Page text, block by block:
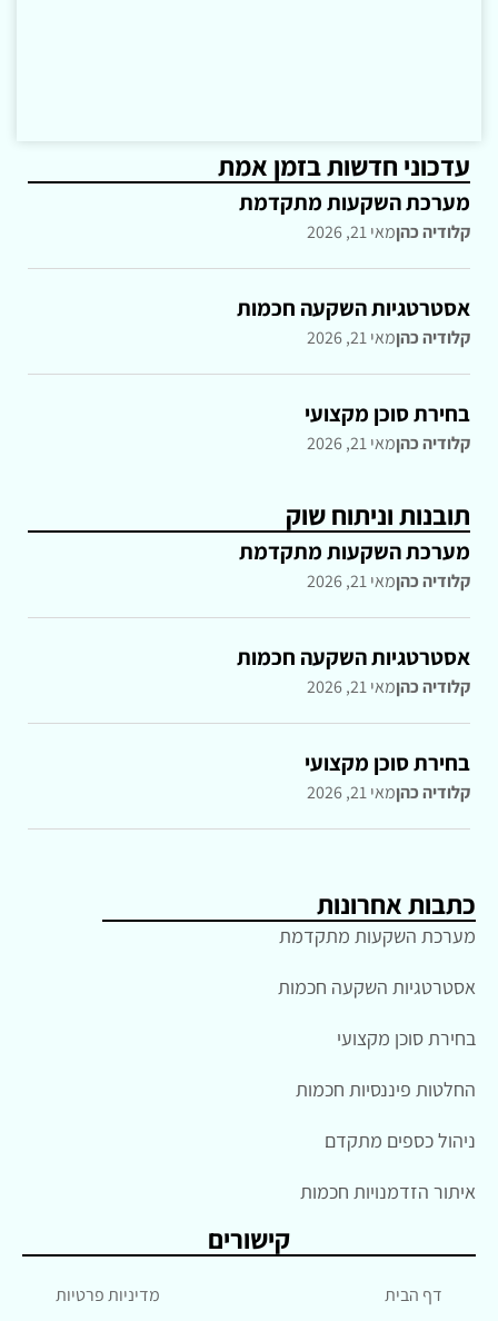
עדכוני חדשות בזמן אמת
מערכת השקעות מתקדמת
קלודיה כהןמאי 21, 2026
אסטרטגיות השקעה חכמות
קלודיה כהןמאי 21, 2026
בחירת סוכן מקצועי
קלודיה כהןמאי 21, 2026
תובנות וניתוח שוק
מערכת השקעות מתקדמת
קלודיה כהןמאי 21, 2026
אסטרטגיות השקעה חכמות
קלודיה כהןמאי 21, 2026
בחירת סוכן מקצועי
קלודיה כהןמאי 21, 2026
כתבות אחרונות
מערכת השקעות מתקדמת
אסטרטגיות השקעה חכמות
בחירת סוכן מקצועי
החלטות פיננסיות חכמות
ניהול כספים מתקדם
איתור הזדמנויות חכמות
קישורים
דף הבית מדיניות פרטיות